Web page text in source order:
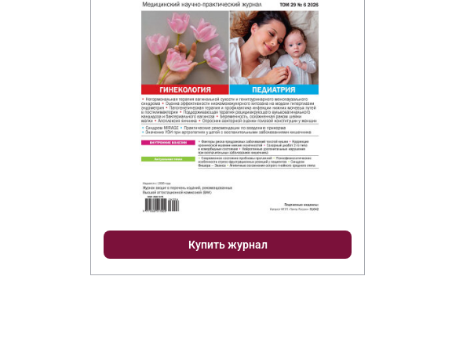
Купить журнал